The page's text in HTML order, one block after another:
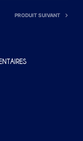
PRODUIT SUIVANT